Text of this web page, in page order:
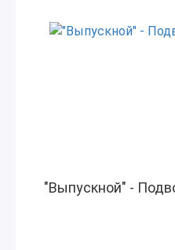
"Выпускной" -